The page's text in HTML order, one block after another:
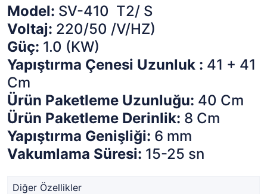
Model: SV-410 T2/ S
Voltaj: 220/50 /V/HZ)
Güç: 1.0 (KW)
Yapıştırma Çenesi Uzunluk : 41 + 41
Cm
Ürün Paketleme Uzunluğu: 40 Cm
Ürün Paketleme Derinlik: 8 Cm
Yapıştırma Genişliği: 6 mm
Vakumlama Süresi: 15-25 sn
Diğer Özellikler